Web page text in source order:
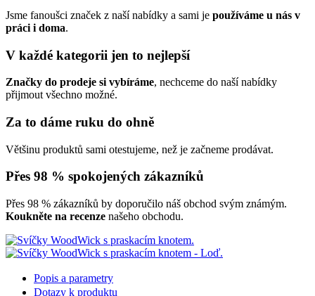
Jsme fanoušci značek z naší nabídky a sami je používáme u nás v
práci i doma.
V každé kategorii jen to nejlepší
Značky do prodeje si vybíráme, nechceme do naší nabídky
přijmout všechno možné.
Za to dáme ruku do ohně
Většinu produktů sami otestujeme, než je začneme prodávat.
Přes 98 % spokojených zákazníků
Přes 98 % zákazníků by doporučilo náš obchod svým známým.
Koukněte na recenze našeho obchodu.
Popis a parametry
Dotazy k produktu